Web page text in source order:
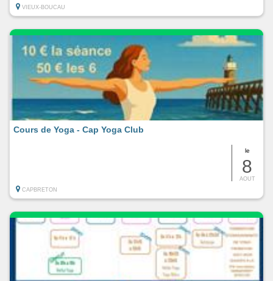
VIEUX-BOUCAU
le
8
AOUT
Cours de Yoga - Cap Yoga Club
CAPBRETON